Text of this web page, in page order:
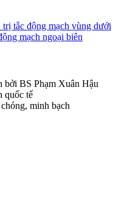
tắc động mạch vùng dưới
mạch ngoại biên
bởi BS Phạm Xuân Hậu
quốc tế
minh bạch